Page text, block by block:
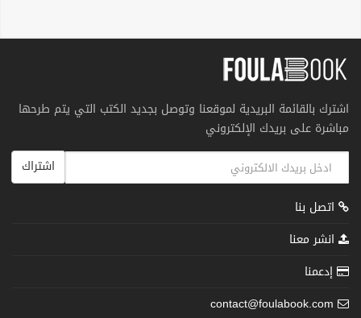
اشترك بالقائمة البريدية لموقعنا وتوصل بجديد الكتب التي يتم طرحها
مباشرة على بريدك الإلكتروني
اشتراك
اتصل بنا
انشر معنا
إدعمنا
contact@foulabook.com